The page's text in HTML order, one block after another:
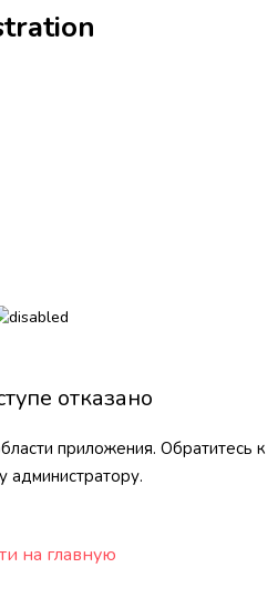
отказано
приложения. Обратитесь к
администратору.
на главную